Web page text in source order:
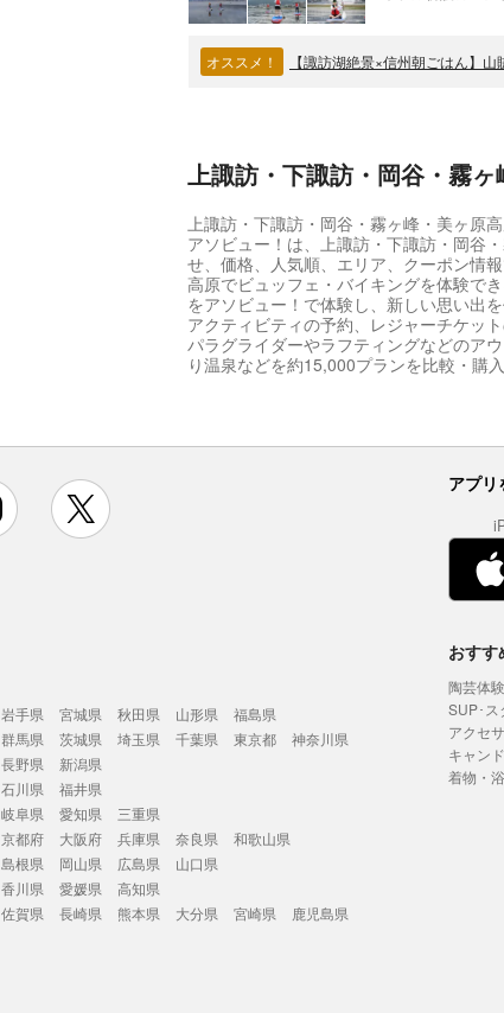
オススメ！ 【諏訪湖絶景×信州朝ごはん】
上諏訪・下諏訪・岡谷・霧
上諏訪・下諏訪・岡谷・霧ヶ峰・美ヶ原
アソビュー！は、上諏訪・下諏訪・岡谷
せ、価格、人気順、エリア、クーポン情
高原でビュッフェ・バイキングを体験で
をアソビュー！で体験し、新しい思い出
アクティビティの予約、レジャーチケッ
パラグライダーやラフティングなどのア
り温泉などを約15,000プランを比較・購
instagram アプリ
岩手県 宮城県 秋田県 山形県
福島県
群馬県 茨城県 埼玉県 千葉県 東京都
神奈川県
長野県
新潟県
石川県
福井県
岐阜県 愛知県
三重県
京都府 大阪府 兵庫県 奈良県
和歌山県
島根県 岡山県 広島県
山口県
香川県 愛媛県
高知県
佐賀県 長崎県 熊本県 大分県 宮崎県
鹿児島県
おすす
陶芸体
SUP･ス
アクセ
キャン
着物・